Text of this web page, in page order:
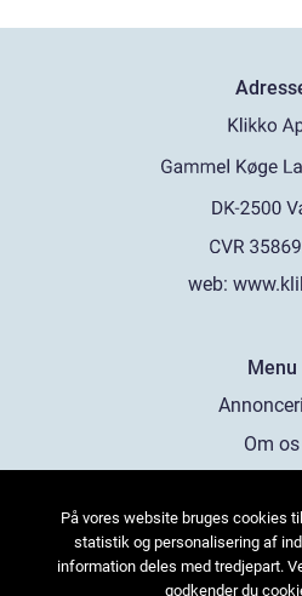
web:
Menu
Om os
Kontakt
På vores website bruges cookies
statistik og personalisering af
information deles med tredjepart.
godkender du